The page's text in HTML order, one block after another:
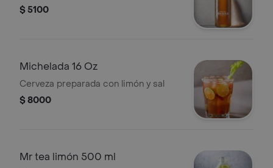
$ 5100
Michelada 16 Oz
Cerveza preparada con limón y sal
$ 8000
Mr tea limón 500 ml